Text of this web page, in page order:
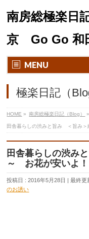
南房総極楽日
京 Go Go 和
MENU
極楽日記（
HOME » 南房総極楽日記（Blog） »
田舎暮らしの渋みと旨み ＜旨
田舎暮らしの渋
～ お花が安いよ
投稿日 : 2016年5月28日 最終更
のお誘い